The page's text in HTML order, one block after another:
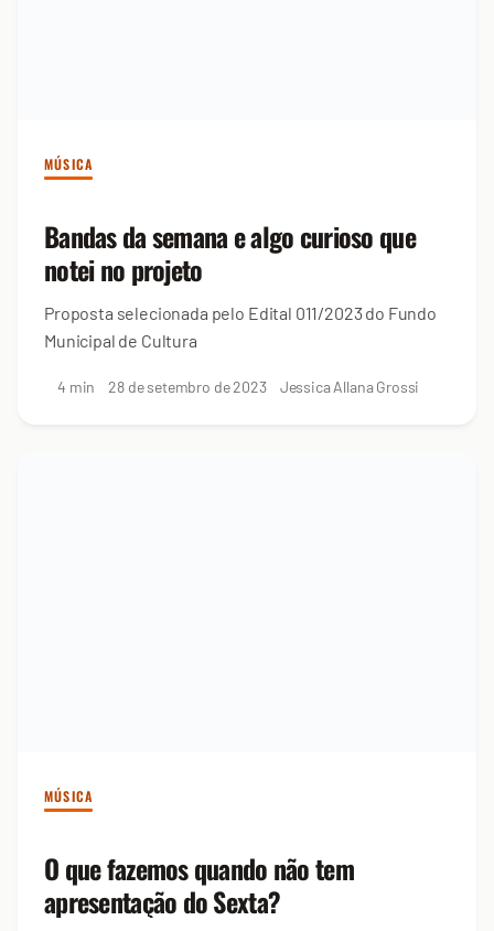
MÚSICA
Bandas da semana e algo curioso que
notei no projeto
Proposta selecionada pelo Edital 011/2023 do Fundo
Municipal de Cultura
4 min 28 de setembro de 2023 Jessica Allana Grossi
MÚSICA
O que fazemos quando não tem
apresentação do Sexta?